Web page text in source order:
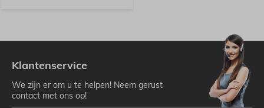
Klantenservice
We zijn er om u te helpen! Neem gerust
contact met ons op!